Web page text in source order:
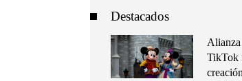
Destacados
TikTok